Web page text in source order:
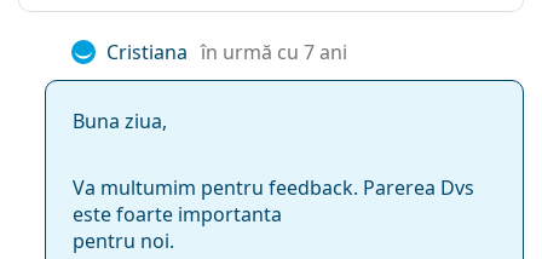
Cristiana în urmă cu 7 ani
Buna ziua,
Va multumim pentru feedback. Parerea Dvs
este foarte importanta
pentru noi.